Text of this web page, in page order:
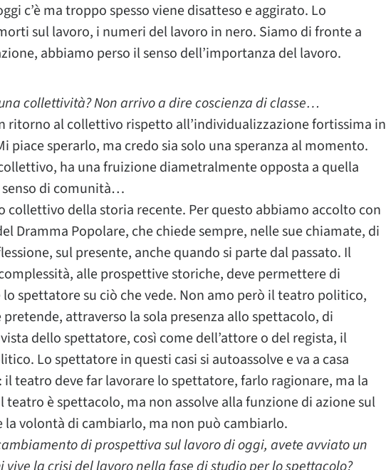
c’è ma troppo spesso viene disatteso e aggirato. Lo
sul lavoro, i numeri del lavoro in nero. Siamo di fronte a
abbiamo perso il senso dell’importanza del lavoro.
collettività? Non arrivo a dire coscienza di classe…
ritorno al collettivo rispetto all’individualizzazione fortissima in
piace sperarlo, ma credo sia solo una speranza al momento.
ha una fruizione diametralmente opposta a quella
di comunità…
collettivo della storia recente. Per questo abbiamo accolto con
Dramma Popolare, che chiede sempre, nelle sue chiamate, di
sul presente, anche quando si parte dal passato. Il
alle prospettive storiche, deve permettere di
spettatore su ciò che vede. Non amo però il teatro politico,
attraverso la sola presenza allo spettacolo, di
dello spettatore, così come dell’attore o del regista, il
Lo spettatore in questi casi si autoassolve e va a casa
il teatro deve far lavorare lo spettatore, farlo ragionare, ma la
teatro è spettacolo, ma non assolve alla funzione di azione sul
la volontà di cambiarlo, ma non può cambiarlo.
di prospettiva sul lavoro di oggi, avete avviato un